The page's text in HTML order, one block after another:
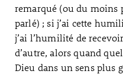
remarqué (ou du moins
parlé) ; si j’ai cette
j’ai l’humilité de
d’autre, alors quand
Dieu dans un sens plus